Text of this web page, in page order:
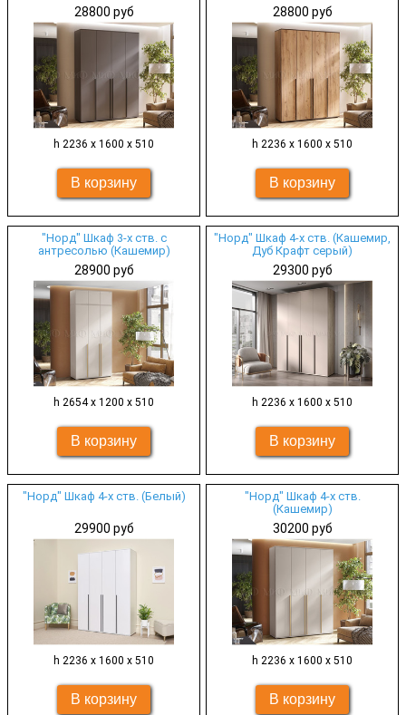
28800 руб
h 2236 х 1600 х 510
28800 руб
h 2236 х 1600 х 510
"Норд" Шкаф 3-х ств. с
антресолью (Кашемир)
28900 руб
h 2654 х 1200 х 510
"Норд" Шкаф 4-х ств. (Кашемир,
Дуб Крафт серый)
29300 руб
h 2236 х 1600 х 510
"Норд" Шкаф 4-х ств. (Белый)
29900 руб
h 2236 х 1600 х 510
"Норд" Шкаф 4-х ств.
(Кашемир)
30200 руб
h 2236 х 1600 х 510